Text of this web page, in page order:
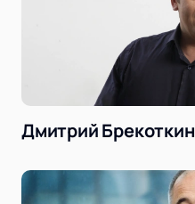
Дмитрий Брекоткин